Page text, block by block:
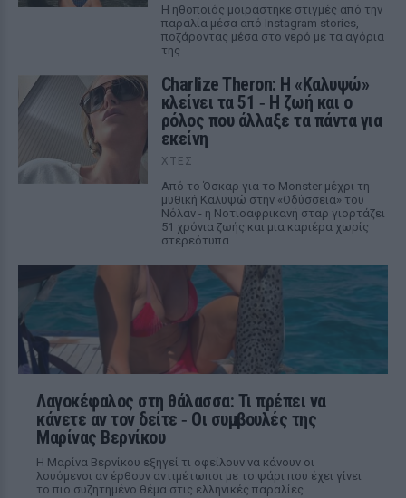
Η ηθοποιός μοιράστηκε στιγμές από την
παραλία μέσα από Instagram stories,
ποζάροντας μέσα στο νερό με τα αγόρια
της
Charlize Theron: Η «Καλυψώ»
κλείνει τα 51 ‑ H ζωή και ο
ρόλος που άλλαξε τα πάντα για
εκείνη
ΧΤΕΣ
Από το Όσκαρ για το Monster μέχρι τη
μυθική Καλυψώ στην «Οδύσσεια» του
Νόλαν - η Νοτιοαφρικανή σταρ γιορτάζει
51 χρόνια ζωής και μια καριέρα χωρίς
στερεότυπα.
Λαγοκέφαλος στη θάλασσα: Τι πρέπει να
κάνετε αν τον δείτε ‑ Οι συμβουλές της
Μαρίνας Βερνίκου
Η Μαρίνα Βερνίκου εξηγεί τι οφείλουν να κάνουν οι
λουόμενοι αν έρθουν αντιμέτωποι με το ψάρι που έχει γίνει
το πιο συζητημένο θέμα στις ελληνικές παραλίες